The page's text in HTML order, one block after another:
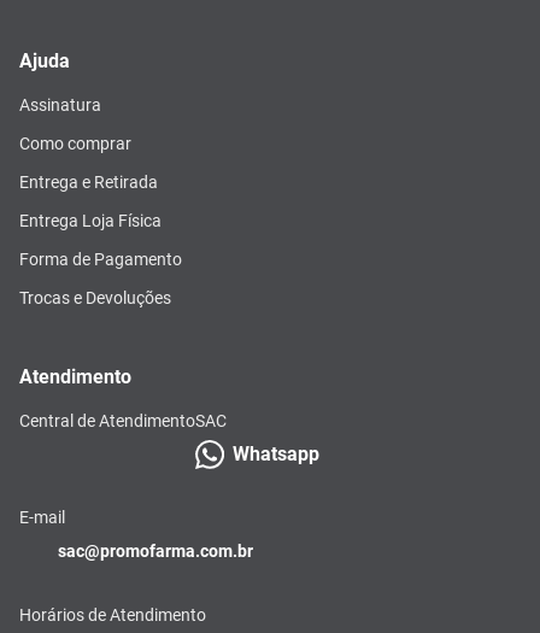
Ajuda
Assinatura
Como comprar
Entrega e Retirada
Entrega Loja Física
Forma de Pagamento
Trocas e Devoluções
Atendimento
Central de AtendimentoSAC
Whatsapp
E-mail
sac@promofarma.com.br
Horários de Atendimento